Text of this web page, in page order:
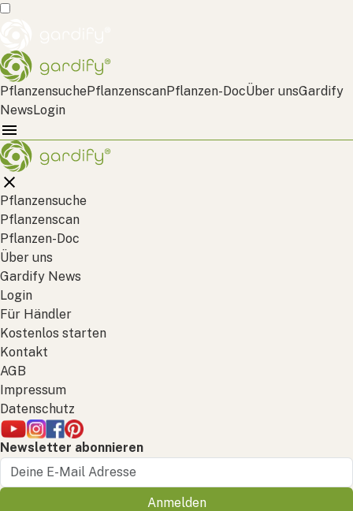
PflanzensuchePflanzenscanPflanzen-DocÜber unsGardify
NewsLogin
Pflanzensuche
Pflanzenscan
Pflanzen-Doc
Über uns
Gardify News
Login
Für Händler
Kostenlos starten
Kontakt
AGB
Impressum
Datenschutz
Newsletter abonnieren
Anmelden